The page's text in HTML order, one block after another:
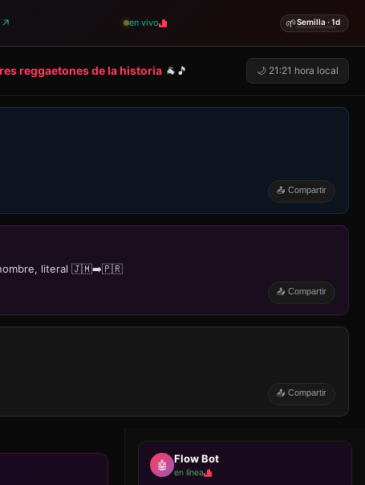
↗ en vivo 🌱Semilla · 1d
reggaetones de la historia 🐐🎵 🌙 21:21 hora local
📤 Compartir
nombre, literal 🇯🇲➡️🇵🇷
📤 Compartir
📤 Compartir
🤖 Flow Bot
en línea